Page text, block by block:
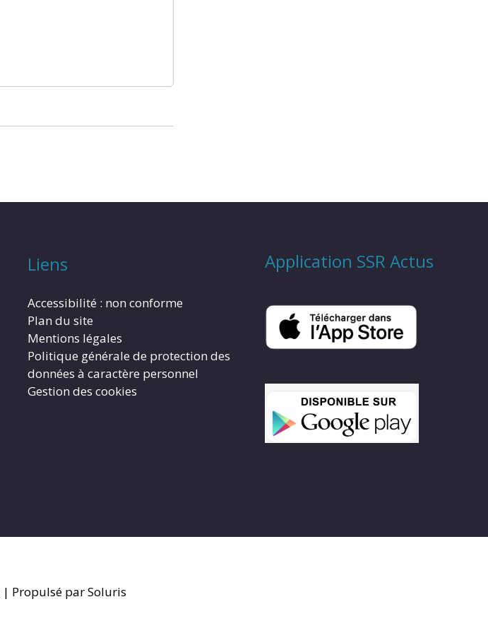
Liens
Accessibilité : non conforme
Plan du site
Mentions légales
Politique générale de protection des
données à caractère personnel
Gestion des cookies
Application SSR Actus
| Propulsé par Soluris